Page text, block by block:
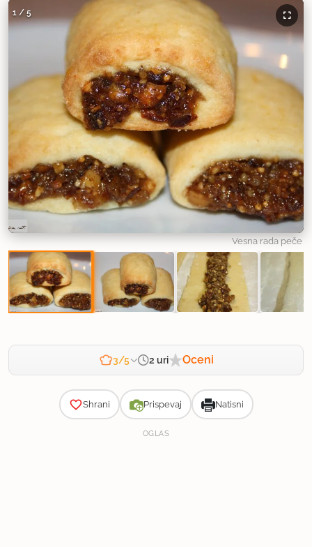
1 / 5
Vesna rada peče
3/5 2 uri Oceni
Shrani Prispevaj Natisni
OGLAS